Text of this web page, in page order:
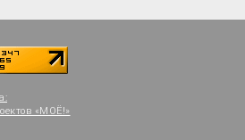
«МОЁ!»